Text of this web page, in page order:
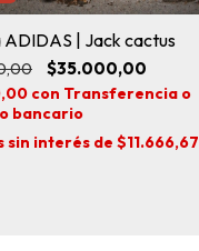
ADIDAS | Jack cactus
$35.000,00
con Transferencia o
bancario
sin interés de $11.666,67